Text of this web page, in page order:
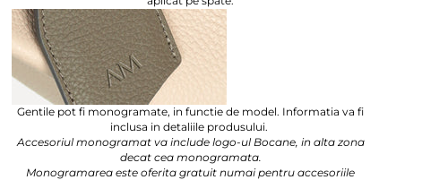
Gentile pot fi monogramate, in functie de model. Informatia va fi
inclusa in detaliile produsului.
Accesoriul monogramat va include logo-ul Bocane, in alta zona
decat cea monogramata.
Monogramarea este oferita gratuit numai pentru accesoriile